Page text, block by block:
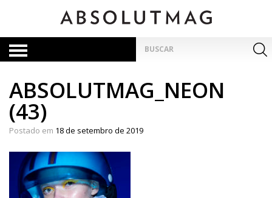
por:
ABSOLUTMAG_NEON
(43)
Postado em 18 de setembro de 2019